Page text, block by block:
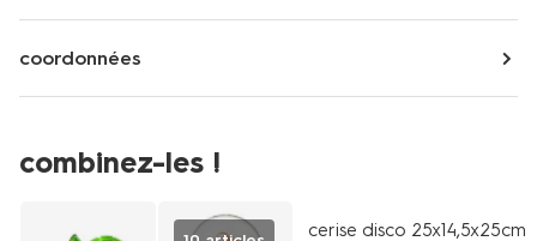
coordonnées
combinez-les !
cerise disco 25x14,5x25cm